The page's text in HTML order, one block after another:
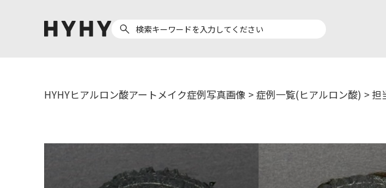
Preparation
HYHYヒアルロン酸アートメイク症例写真画像 >症例一覧(ヒアルロン酸) >担